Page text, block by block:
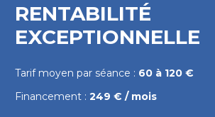
RENTABILITÉ
EXCEPTIONNELLE
Tarif moyen par séance : 60 à 120 €
Financement : 249 € / mois